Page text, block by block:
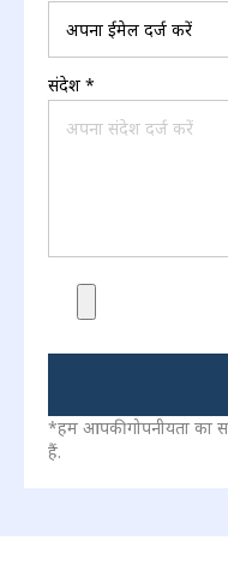
संदेश *
*हम आपकी गोपनीयता का
हैं.